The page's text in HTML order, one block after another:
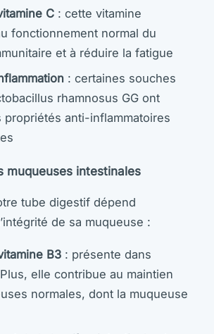
C : cette vitamine
fonctionnement normal du
et à réduire la fatigue
: certaines souches
rhamnosus GG ont
propriétés anti-inflammatoires
muqueuses intestinales
tube digestif dépend
de sa muqueuse :
B3 : présente dans
elle contribue au maintien
normales, dont la muqueuse